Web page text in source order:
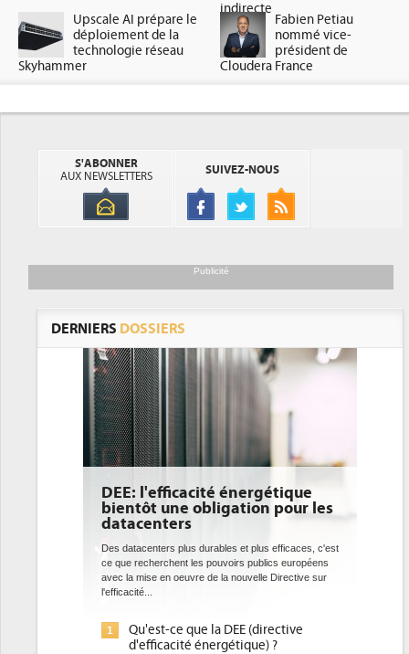
indirecte
Upscale AI prépare le
déploiement de la
technologie réseau
Skyhammer
Fabien Petiau
nommé vice-
président de
Cloudera France
S'ABONNER
AUX NEWSLETTERS
SUIVEZ-NOUS
Publicité
DERNIERS DOSSIERS
DEE: l'efficacité énergétique
bientôt une obligation pour les
datacenters
Des datacenters plus durables et plus efficaces, c'est
ce que recherchent les pouvoirs publics européens
avec la mise en oeuvre de la nouvelle Directive sur
l'efficacité...
1
Qu'est-ce que la DEE (directive
d'efficacité énergétique) ?